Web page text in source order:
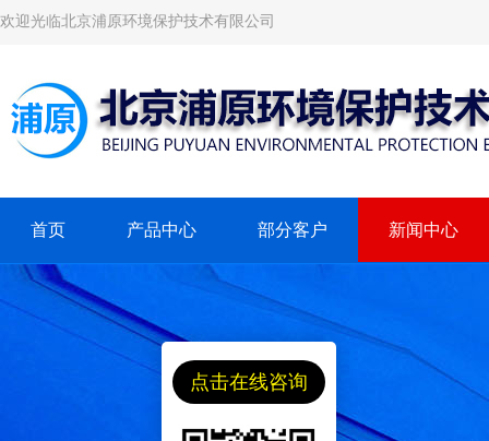
欢迎光临北京浦原环境保护技术有限公司
首页 产品中心 部分客户 新闻中心
点击在线咨询